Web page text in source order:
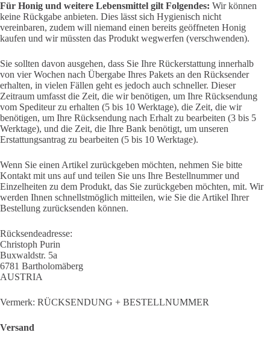
Für Honig und weitere Lebensmittel gilt Folgendes: Wir können
keine Rückgabe anbieten. Dies lässt sich Hygienisch nicht
vereinbaren, zudem will niemand einen bereits geöffneten Honig
kaufen und wir müssten das Produkt wegwerfen (verschwenden).
Sie sollten davon ausgehen, dass Sie Ihre Rückerstattung innerhalb
von vier Wochen nach Übergabe Ihres Pakets an den Rücksender
erhalten, in vielen Fällen geht es jedoch auch schneller. Dieser
Zeitraum umfasst die Zeit, die wir benötigen, um Ihre Rücksendung
vom Spediteur zu erhalten (5 bis 10 Werktage), die Zeit, die wir
benötigen, um Ihre Rücksendung nach Erhalt zu bearbeiten (3 bis 5
Werktage), und die Zeit, die Ihre Bank benötigt, um unseren
Erstattungsantrag zu bearbeiten (5 bis 10 Werktage).
Wenn Sie einen Artikel zurückgeben möchten, nehmen Sie bitte
Kontakt mit uns auf und teilen Sie uns Ihre Bestellnummer und
Einzelheiten zu dem Produkt, das Sie zurückgeben möchten, mit. Wir
werden Ihnen schnellstmöglich mitteilen, wie Sie die Artikel Ihrer
Bestellung zurücksenden können.
Rücksendeadresse:
Christoph Purin
Buxwaldstr. 5a
6781 Bartholomäberg
AUSTRIA
Vermerk: RÜCKSENDUNG + BESTELLNUMMER
Versand